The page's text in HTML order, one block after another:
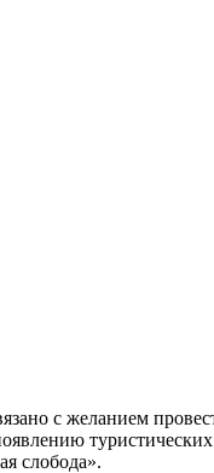
с желанием
слобода».